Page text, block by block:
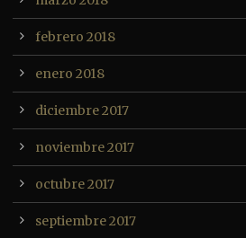
febrero 2018
enero 2018
diciembre 2017
noviembre 2017
octubre 2017
septiembre 2017